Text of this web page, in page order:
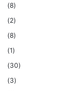
(8)
(2)
(8)
(1)
(30)
(3)